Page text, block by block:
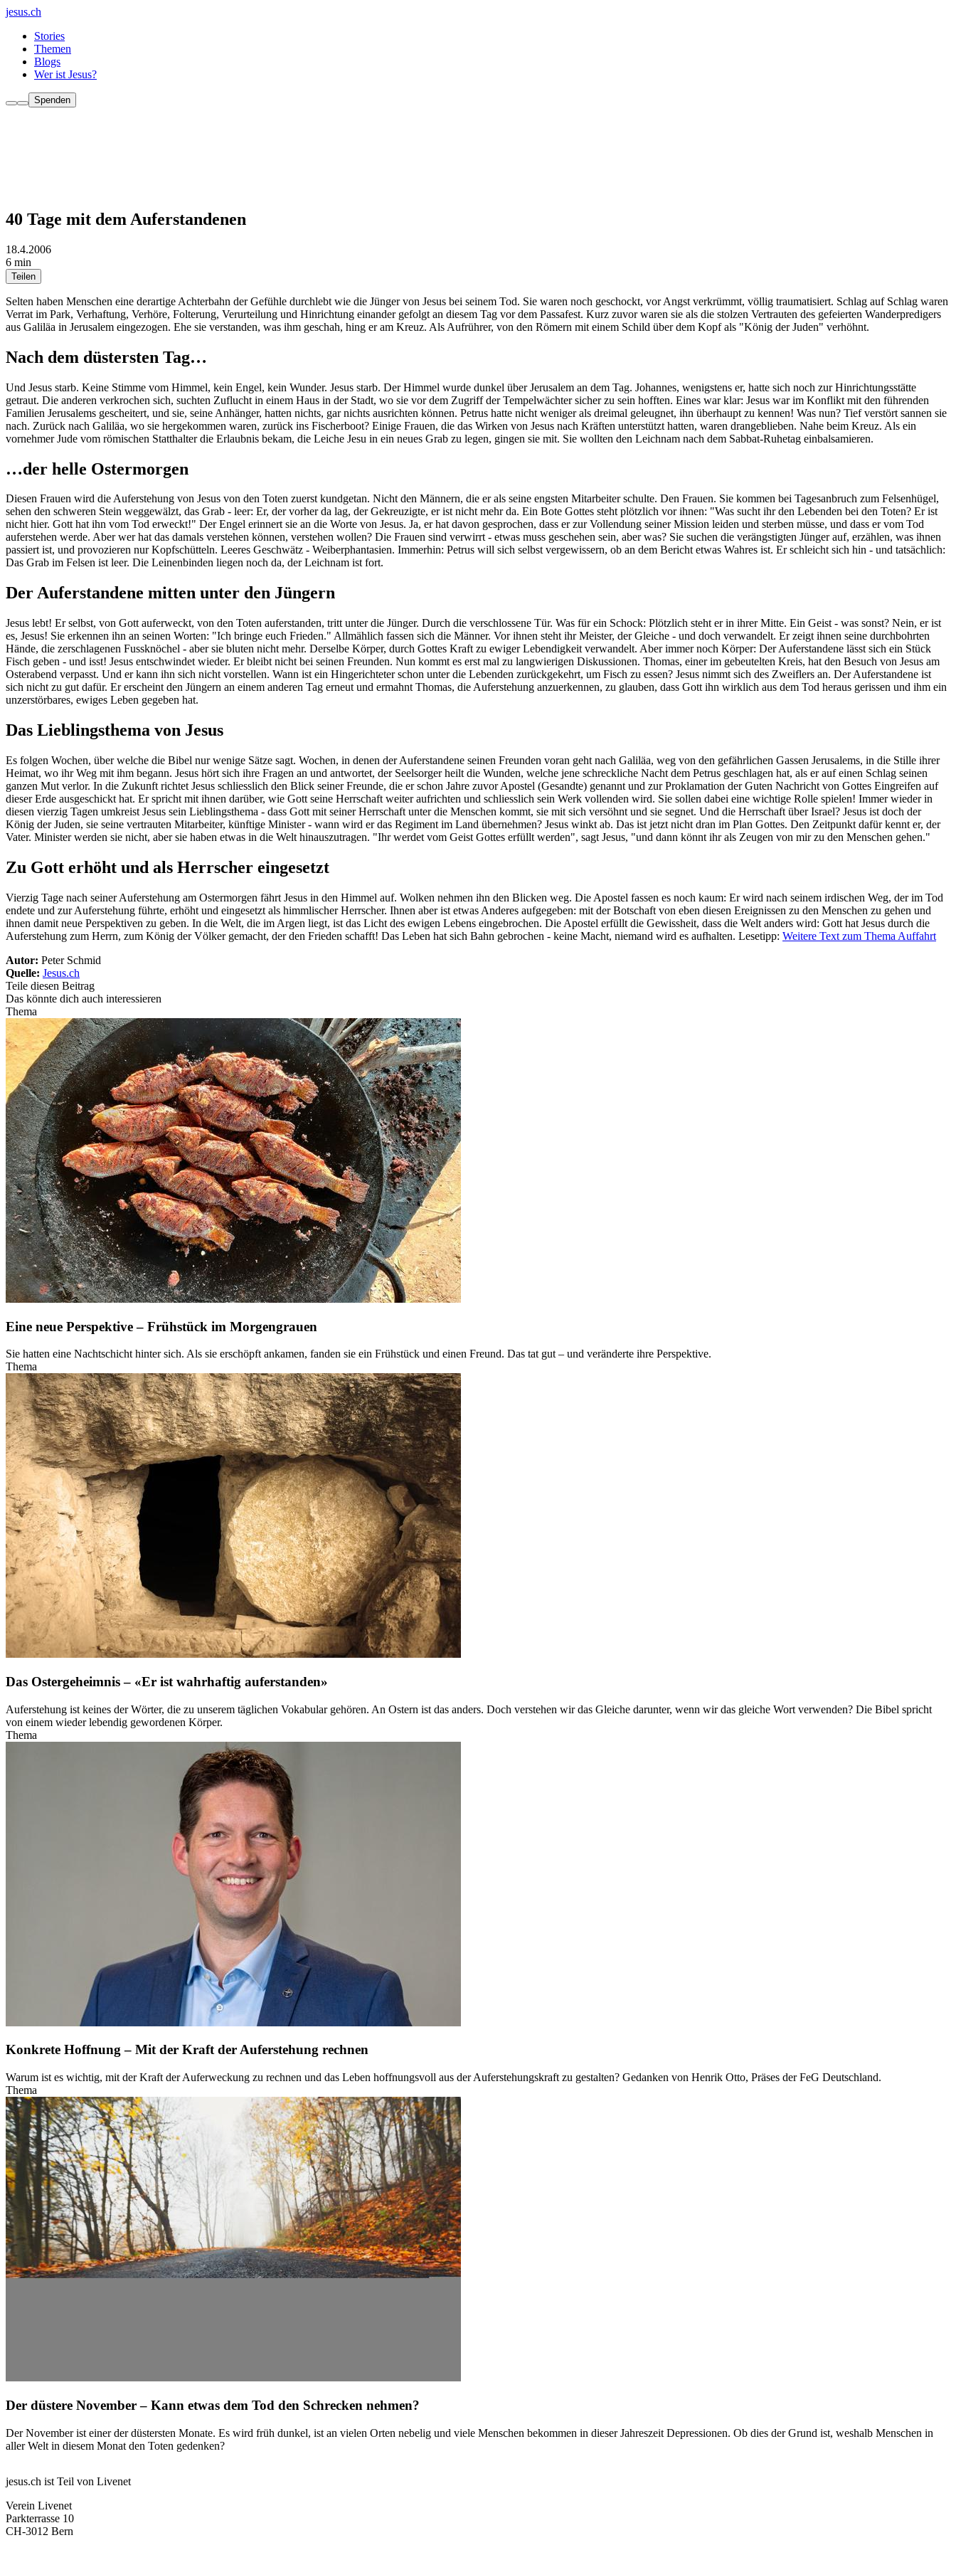
jesus.ch
Stories
Themen
Blogs
Wer ist Jesus?
Spenden
40 Tage mit dem Auferstandenen
18.4.2006
6 min
Teilen
Selten haben Menschen eine derartige Achterbahn der Gefühle durchlebt wie die Jünger von Jesus bei seinem Tod. Sie waren noch geschockt, vor Angst verkrümmt, völlig traumatisiert. Schlag auf Schlag waren
Verrat im Park, Verhaftung, Verhöre, Folterung, Verurteilung und Hinrichtung einander gefolgt an diesem Tag vor dem Passafest. Kurz zuvor waren sie als die stolzen Vertrauten des gefeierten Wanderpredigers
aus Galiläa in Jerusalem eingezogen. Ehe sie verstanden, was ihm geschah, hing er am Kreuz. Als Aufrührer, von den Römern mit einem Schild über dem Kopf als "König der Juden" verhöhnt.
Nach dem düstersten Tag…
Und Jesus starb. Keine Stimme vom Himmel, kein Engel, kein Wunder. Jesus starb. Der Himmel wurde dunkel über Jerusalem an dem Tag. Johannes, wenigstens er, hatte sich noch zur Hinrichtungsstätte
getraut. Die anderen verkrochen sich, suchten Zuflucht in einem Haus in der Stadt, wo sie vor dem Zugriff der Tempelwächter sicher zu sein hofften. Eines war klar: Jesus war im Konflikt mit den führenden
Familien Jerusalems gescheitert, und sie, seine Anhänger, hatten nichts, gar nichts ausrichten können. Petrus hatte nicht weniger als dreimal geleugnet, ihn überhaupt zu kennen! Was nun? Tief verstört sannen sie
nach. Zurück nach Galiläa, wo sie hergekommen waren, zurück ins Fischerboot? Einige Frauen, die das Wirken von Jesus nach Kräften unterstützt hatten, waren drangeblieben. Nahe beim Kreuz. Als ein
vornehmer Jude vom römischen Statthalter die Erlaubnis bekam, die Leiche Jesu in ein neues Grab zu legen, gingen sie mit. Sie wollten den Leichnam nach dem Sabbat-Ruhetag einbalsamieren.
…der helle Ostermorgen
Diesen Frauen wird die Auferstehung von Jesus von den Toten zuerst kundgetan. Nicht den Männern, die er als seine engsten Mitarbeiter schulte. Den Frauen. Sie kommen bei Tagesanbruch zum Felsenhügel,
sehen den schweren Stein weggewälzt, das Grab - leer: Er, der vorher da lag, der Gekreuzigte, er ist nicht mehr da. Ein Bote Gottes steht plötzlich vor ihnen: "Was sucht ihr den Lebenden bei den Toten? Er ist
nicht hier. Gott hat ihn vom Tod erweckt!" Der Engel erinnert sie an die Worte von Jesus. Ja, er hat davon gesprochen, dass er zur Vollendung seiner Mission leiden und sterben müsse, und dass er vom Tod
auferstehen werde. Aber wer hat das damals verstehen können, verstehen wollen? Die Frauen sind verwirrt - etwas muss geschehen sein, aber was? Sie suchen die verängstigten Jünger auf, erzählen, was ihnen
passiert ist, und provozieren nur Kopfschütteln. Leeres Geschwätz - Weiberphantasien. Immerhin: Petrus will sich selbst vergewissern, ob an dem Bericht etwas Wahres ist. Er schleicht sich hin - und tatsächlich:
Das Grab im Felsen ist leer. Die Leinenbinden liegen noch da, der Leichnam ist fort.
Der Auferstandene mitten unter den Jüngern
Jesus lebt! Er selbst, von Gott auferweckt, von den Toten auferstanden, tritt unter die Jünger. Durch die verschlossene Tür. Was für ein Schock: Plötzlich steht er in ihrer Mitte. Ein Geist - was sonst? Nein, er ist
es, Jesus! Sie erkennen ihn an seinen Worten: "Ich bringe euch Frieden." Allmählich fassen sich die Männer. Vor ihnen steht ihr Meister, der Gleiche - und doch verwandelt. Er zeigt ihnen seine durchbohrten
Hände, die zerschlagenen Fussknöchel - aber sie bluten nicht mehr. Derselbe Körper, durch Gottes Kraft zu ewiger Lebendigkeit verwandelt. Aber immer noch Körper: Der Auferstandene lässt sich ein Stück
Fisch geben - und isst! Jesus entschwindet wieder. Er bleibt nicht bei seinen Freunden. Nun kommt es erst mal zu langwierigen Diskussionen. Thomas, einer im gebeutelten Kreis, hat den Besuch von Jesus am
Osterabend verpasst. Und er kann ihn sich nicht vorstellen. Wann ist ein Hingerichteter schon unter die Lebenden zurückgekehrt, um Fisch zu essen? Jesus nimmt sich des Zweiflers an. Der Auferstandene ist
sich nicht zu gut dafür. Er erscheint den Jüngern an einem anderen Tag erneut und ermahnt Thomas, die Auferstehung anzuerkennen, zu glauben, dass Gott ihn wirklich aus dem Tod heraus gerissen und ihm ein
unzerstörbares, ewiges Leben gegeben hat.
Das Lieblingsthema von Jesus
Es folgen Wochen, über welche die Bibel nur wenige Sätze sagt. Wochen, in denen der Auferstandene seinen Freunden voran geht nach Galiläa, weg von den gefährlichen Gassen Jerusalems, in die Stille ihrer
Heimat, wo ihr Weg mit ihm begann. Jesus hört sich ihre Fragen an und antwortet, der Seelsorger heilt die Wunden, welche jene schreckliche Nacht dem Petrus geschlagen hat, als er auf einen Schlag seinen
ganzen Mut verlor. In die Zukunft richtet Jesus schliesslich den Blick seiner Freunde, die er schon Jahre zuvor Apostel (Gesandte) genannt und zur Proklamation der Guten Nachricht von Gottes Eingreifen auf
dieser Erde ausgeschickt hat. Er spricht mit ihnen darüber, wie Gott seine Herrschaft weiter aufrichten und schliesslich sein Werk vollenden wird. Sie sollen dabei eine wichtige Rolle spielen! Immer wieder in
diesen vierzig Tagen umkreist Jesus sein Lieblingsthema - dass Gott mit seiner Herrschaft unter die Menschen kommt, sie mit sich versöhnt und sie segnet. Und die Herrschaft über Israel? Jesus ist doch der
König der Juden, sie seine vertrauten Mitarbeiter, künftige Minister - wann wird er das Regiment im Land übernehmen? Jesus winkt ab. Das ist jetzt nicht dran im Plan Gottes. Den Zeitpunkt dafür kennt er, der
Vater. Minister werden sie nicht, aber sie haben etwas in die Welt hinauszutragen. "Ihr werdet vom Geist Gottes erfüllt werden", sagt Jesus, "und dann könnt ihr als Zeugen von mir zu den Menschen gehen."
Zu Gott erhöht und als Herrscher eingesetzt
Vierzig Tage nach seiner Auferstehung am Ostermorgen fährt Jesus in den Himmel auf. Wolken nehmen ihn den Blicken weg. Die Apostel fassen es noch kaum: Er wird nach seinem irdischen Weg, der im Tod
endete und zur Auferstehung führte, erhöht und eingesetzt als himmlischer Herrscher. Ihnen aber ist etwas Anderes aufgegeben: mit der Botschaft von eben diesen Ereignissen zu den Menschen zu gehen und
ihnen damit neue Perspektiven zu geben. In die Welt, die im Argen liegt, ist das Licht des ewigen Lebens eingebrochen. Die Apostel erfüllt die Gewissheit, dass die Welt anders wird: Gott hat Jesus durch die
Auferstehung zum Herrn, zum König der Völker gemacht, der den Frieden schafft! Das Leben hat sich Bahn gebrochen - keine Macht, niemand wird es aufhalten. Lesetipp: Weitere Text zum Thema Auffahrt
Autor: Peter Schmid
Quelle: Jesus.ch
Teile diesen Beitrag
Das könnte dich auch interessieren
Thema
Eine neue Perspektive – Frühstück im Morgengrauen
Sie hatten eine Nachtschicht hinter sich. Als sie erschöpft ankamen, fanden sie ein Frühstück und einen Freund. Das tat gut – und veränderte ihre Perspektive.
Thema
Das Ostergeheimnis – «Er ist wahrhaftig auferstanden»
Auferstehung ist keines der Wörter, die zu unserem täglichen Vokabular gehören. An Ostern ist das anders. Doch verstehen wir das Gleiche darunter, wenn wir das gleiche Wort verwenden? Die Bibel spricht
von einem wieder lebendig gewordenen Körper.
Thema
Konkrete Hoffnung – Mit der Kraft der Auferstehung rechnen
Warum ist es wichtig, mit der Kraft der Auferweckung zu rechnen und das Leben hoffnungsvoll aus der Auferstehungskraft zu gestalten? Gedanken von Henrik Otto, Präses der FeG Deutschland.
Thema
Der düstere November – Kann etwas dem Tod den Schrecken nehmen?
Der November ist einer der düstersten Monate. Es wird früh dunkel, ist an vielen Orten nebelig und viele Menschen bekommen in dieser Jahreszeit Depressionen. Ob dies der Grund ist, weshalb Menschen in
aller Welt in diesem Monat den Toten gedenken?
jesus.ch ist Teil von Livenet
Verein Livenet
Parkterrasse 10
CH-3012 Bern